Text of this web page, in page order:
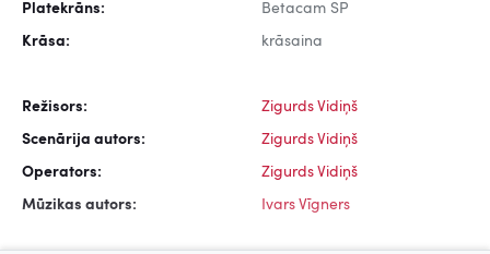
Platekrāns: Betacam SP
Krāsa: krāsaina
Režisors: Zigurds Vidiņš
Scenārija autors: Zigurds Vidiņš
Operators: Zigurds Vidiņš
Mūzikas autors: Ivars Vīgners